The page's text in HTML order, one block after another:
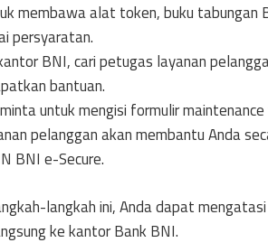
membawa alat token, buku tabungan
persyaratan.
BNI, cari petugas layanan
bantuan.
untuk mengisi formulir
pelanggan akan membantu Anda
BNI e-Secure.
langkah ini, Anda dapat
ke kantor Bank BNI.